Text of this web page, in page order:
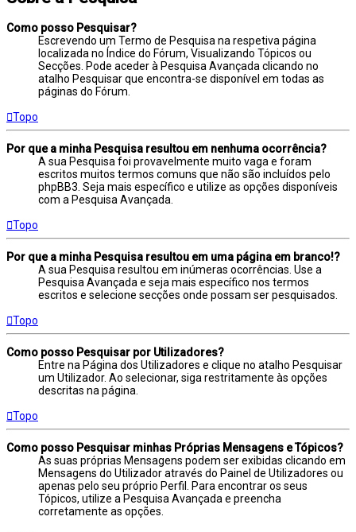
Como posso Pesquisar?
Escrevendo um Termo de Pesquisa na respetiva página
localizada no Índice do Fórum, Visualizando Tópicos ou
Secções. Pode aceder à Pesquisa Avançada clicando no
atalho Pesquisar que encontra-se disponível em todas as
páginas do Fórum.
Topo
Por que a minha Pesquisa resultou em nenhuma ocorrência?
A sua Pesquisa foi provavelmente muito vaga e foram
escritos muitos termos comuns que não são incluídos pelo
phpBB3. Seja mais específico e utilize as opções disponíveis
com a Pesquisa Avançada.
Topo
Por que a minha Pesquisa resultou em uma página em branco!?
A sua Pesquisa resultou em inúmeras ocorrências. Use a
Pesquisa Avançada e seja mais específico nos termos
escritos e selecione secções onde possam ser pesquisados.
Topo
Como posso Pesquisar por Utilizadores?
Entre na Página dos Utilizadores e clique no atalho Pesquisar
um Utilizador. Ao selecionar, siga restritamente às opções
descritas na página.
Topo
Como posso Pesquisar minhas Próprias Mensagens e Tópicos?
As suas próprias Mensagens podem ser exibidas clicando em
Mensagens do Utilizador através do Painel de Utilizadores ou
apenas pelo seu próprio Perfil. Para encontrar os seus
Tópicos, utilize a Pesquisa Avançada e preencha
corretamente as opções.